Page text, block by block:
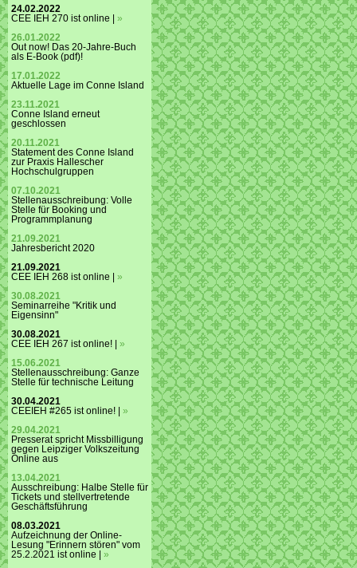
24.02.2022
CEE IEH 270 ist online | »
26.01.2022
Out now! Das 20-Jahre-Buch
als E-Book (pdf)!
17.01.2022
Aktuelle Lage im Conne Island
23.11.2021
Conne Island erneut
geschlossen
20.11.2021
Statement des Conne Island
zur Praxis Hallescher
Hochschulgruppen
07.10.2021
Stellenausschreibung: Volle
Stelle für Booking und
Programmplanung
21.09.2021
Jahresbericht 2020
21.09.2021
CEE IEH 268 ist online | »
30.08.2021
Seminarreihe "Kritik und
Eigensinn"
30.08.2021
CEE IEH 267 ist online! | »
15.06.2021
Stellenausschreibung: Ganze
Stelle für technische Leitung
30.04.2021
CEEIEH #265 ist online! | »
29.04.2021
Presserat spricht Missbilligung
gegen Leipziger Volkszeitung
Online aus
13.04.2021
Ausschreibung: Halbe Stelle für
Tickets und stellvertretende
Geschäftsführung
08.03.2021
Aufzeichnung der Online-
Lesung "Erinnern stören" vom
25.2.2021 ist online | »